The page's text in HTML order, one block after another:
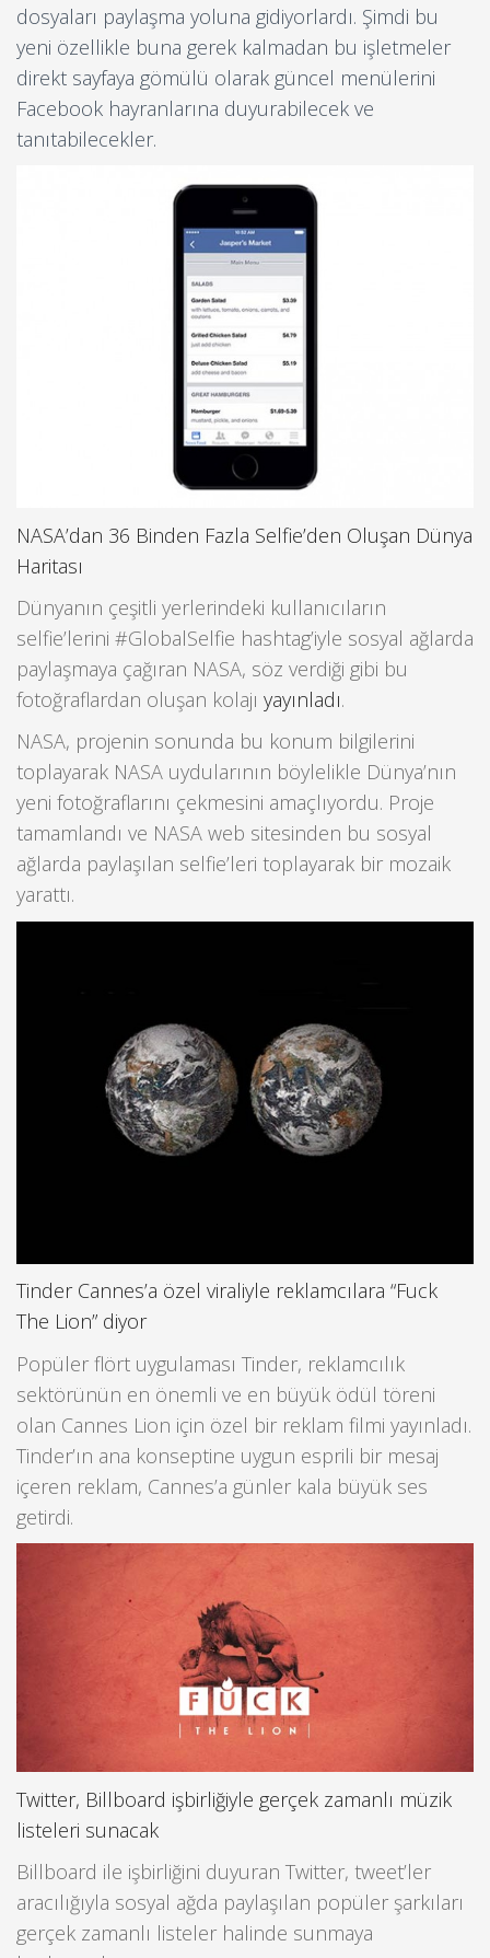
dosyaları paylaşma yoluna gidiyorlardı. Şimdi bu
yeni özellikle buna gerek kalmadan bu işletmeler
direkt sayfaya gömülü olarak güncel menülerini
Facebook hayranlarına duyurabilecek ve
tanıtabilecekler.
NASA’dan 36 Binden Fazla Selfie’den Oluşan Dünya
Haritası
Dünyanın çeşitli yerlerindeki kullanıcıların
selfie’lerini #GlobalSelfie hashtag’iyle sosyal ağlarda
paylaşmaya çağıran NASA, söz verdiği gibi bu
fotoğraflardan oluşan kolajı yayınladı.
NASA, projenin sonunda bu konum bilgilerini
toplayarak NASA uydularının böylelikle Dünya’nın
yeni fotoğraflarını çekmesini amaçlıyordu. Proje
tamamlandı ve NASA web sitesinden bu sosyal
ağlarda paylaşılan selfie’leri toplayarak bir mozaik
yarattı.
Tinder Cannes’a özel viraliyle reklamcılara “Fuck
The Lion” diyor
Popüler flört uygulaması Tinder, reklamcılık
sektörünün en önemli ve en büyük ödül töreni
olan Cannes Lion için özel bir reklam filmi yayınladı.
Tinder’ın ana konseptine uygun esprili bir mesaj
içeren reklam, Cannes’a günler kala büyük ses
getirdi.
Twitter, Billboard işbirliğiyle gerçek zamanlı müzik
listeleri sunacak
Billboard ile işbirliğini duyuran Twitter, tweet’ler
aracılığıyla sosyal ağda paylaşılan popüler şarkıları
gerçek zamanlı listeler halinde sunmaya